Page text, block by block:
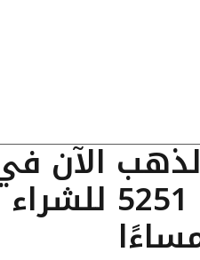
الآن
عيار 24 يسجل